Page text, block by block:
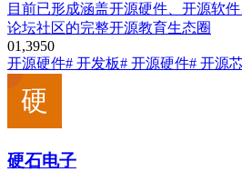
目前已形成涵盖开源硬件、开源软
论坛社区的完整开源教育生态圈
01,3950
开源硬件# 开发板# 开源硬件# 开源
硬石电子